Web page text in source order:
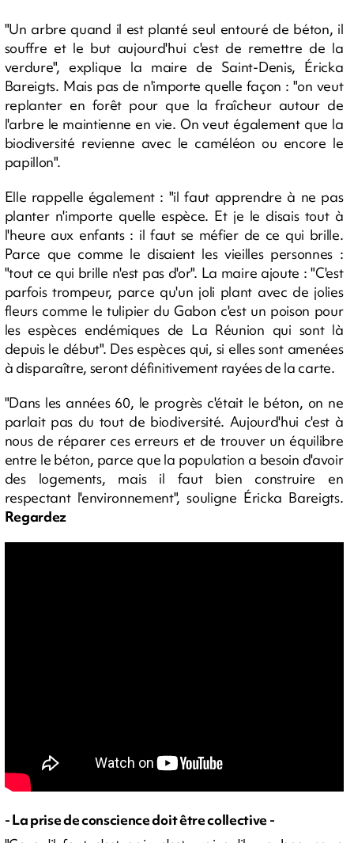
"Un arbre quand il est planté seul entouré de béton, il
souffre et le but aujourd'hui c'est de remettre de la
verdure", explique la maire de Saint-Denis, Éricka
Bareigts. Mais pas de n'importe quelle façon : "on veut
replanter en forêt pour que la fraîcheur autour de
l'arbre le maintienne en vie. On veut également que la
biodiversité revienne avec le caméléon ou encore le
papillon".
Elle rappelle également : "il faut apprendre à ne pas
planter n'importe quelle espèce. Et je le disais tout à
l'heure aux enfants : il faut se méfier de ce qui brille.
Parce que comme le disaient les vieilles personnes :
"tout ce qui brille n'est pas d'or". La maire ajoute : "C'est
parfois trompeur, parce qu'un joli plant avec de jolies
fleurs comme le tulipier du Gabon c'est un poison pour
les espèces endémiques de La Réunion qui sont là
depuis le début". Des espèces qui, si elles sont amenées
à disparaître, seront définitivement rayées de la carte.
"Dans les années 60, le progrès c'était le béton, on ne
parlait pas du tout de biodiversité. Aujourd'hui c'est à
nous de réparer ces erreurs et de trouver un équilibre
entre le béton, parce que la population a besoin d'avoir
des logements, mais il faut bien construire en
respectant l'environnement", souligne Éricka Bareigts.
Regardez
- La prise de conscience doit être collective -